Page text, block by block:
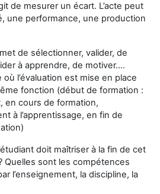
de mesurer un écart. L’acte peut
une performance, une production
de sélectionner, valider, de
à apprendre, de motiver….
où l’évaluation est mise en place
fonction (début de formation :
en cours de formation,
à l’apprentissage, en fin de
doit maîtriser à la fin de cet
Quelles sont les compétences
l’enseignement, la discipline, la